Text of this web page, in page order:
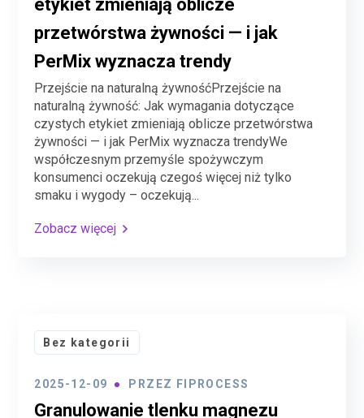
etykiet zmieniają oblicze
przetwórstwa żywności — i jak
PerMix wyznacza trendy
Przejście na naturalną żywnośćPrzejście na
naturalną żywność: Jak wymagania dotyczące
czystych etykiet zmieniają oblicze przetwórstwa
żywności — i jak PerMix wyznacza trendyWe
współczesnym przemyśle spożywczym
konsumenci oczekują czegoś więcej niż tylko
smaku i wygody – oczekują...
Zobacz więcej
Bez kategorii
2025-12-09 PRZEZ FIPROCESS
Granulowanie tlenku magnezu